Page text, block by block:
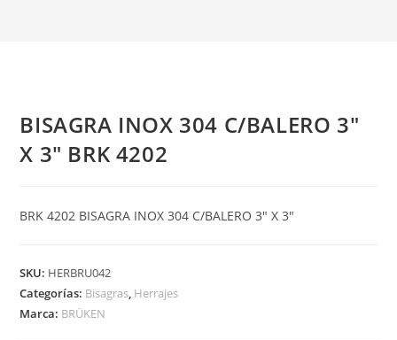
BISAGRA INOX 304 C/BALERO 3″
X 3″ BRK 4202
BRK 4202 BISAGRA INOX 304 C/BALERO 3″ X 3″
SKU: HERBRU042
Categorías: Bisagras, Herrajes
Marca: BRÜKEN